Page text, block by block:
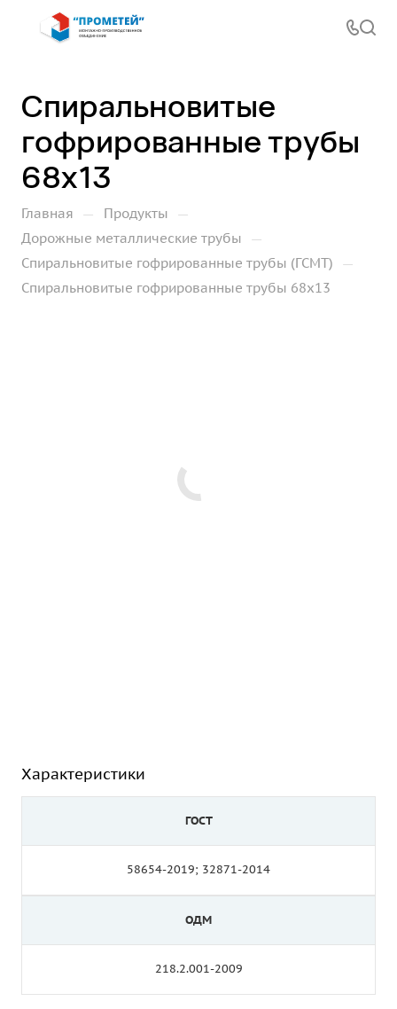
Спиральновитые
гофрированные трубы
68х13
Главная — Продукты —
Дорожные металлические трубы —
Спиральновитые гофрированные трубы (ГСМТ) —
Спиральновитые гофрированные трубы 68х13
Характеристики
ГОСТ
58654-2019; 32871-2014
ОДМ
218.2.001-2009